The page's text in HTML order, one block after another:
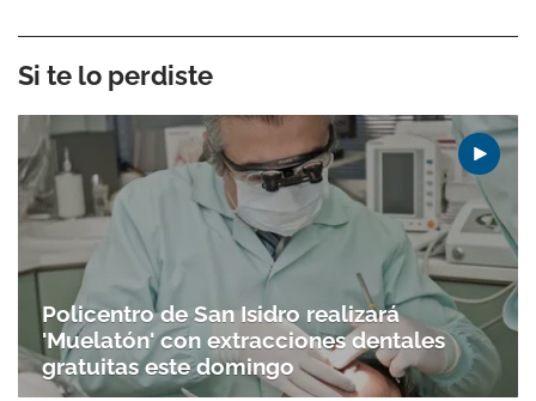
Si te lo perdiste
Policentro de San Isidro realizará
'Muelatón' con extracciones dentales
gratuitas este domingo